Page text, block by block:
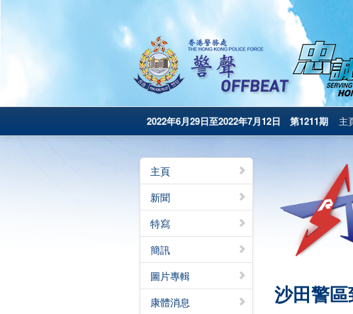
2022年6月29日至2022年7月12日 第1211期 主
主頁
新聞
特寫
簡訊
圖片專輯
康體消息
沙田警